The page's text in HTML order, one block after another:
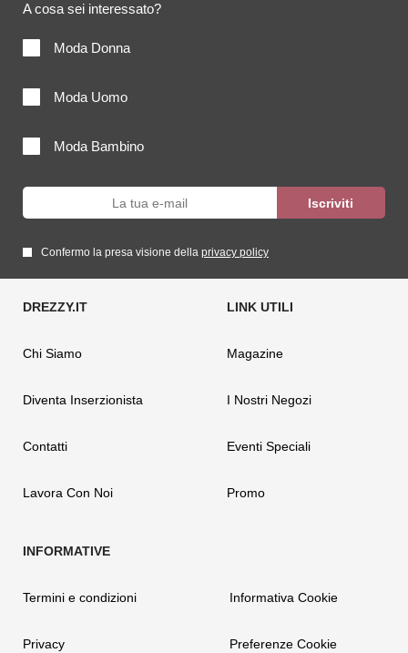
A cosa sei interessato?
Moda Donna
Moda Uomo
Moda Bambino
Confermo la presa visione della privacy policy
Chi Siamo
Diventa Inserzionista
Contatti
Lavora Con Noi
Magazine
I Nostri Negozi
Eventi Speciali
Promo
Termini e condizioni
Privacy
Informativa Cookie
Preferenze Cookie